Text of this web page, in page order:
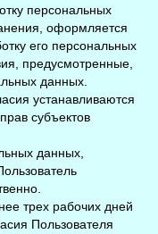
персональных
оформляется
его персональных
предусмотренные,
данных.
устанавливаются
субъектов
данных,
трех рабочих дней
Пользователя